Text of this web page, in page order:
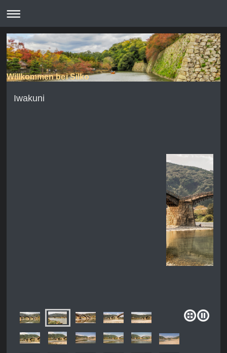
Willkommen bei Silko
Iwakuni